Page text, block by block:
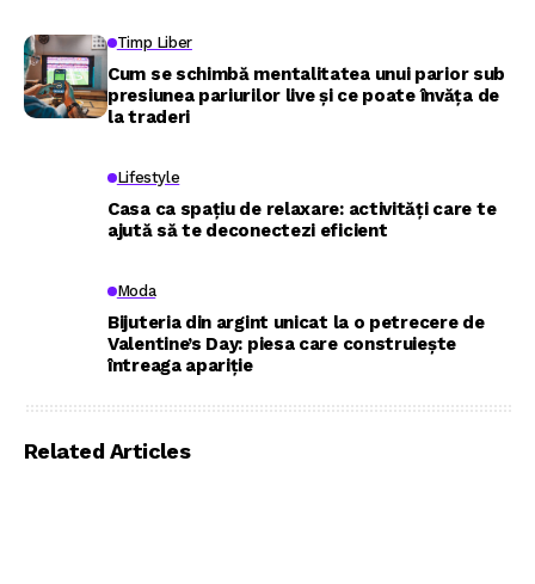
Timp Liber
Cum se schimbă mentalitatea unui parior sub
presiunea pariurilor live și ce poate învăța de
la traderi
Lifestyle
Casa ca spațiu de relaxare: activități care te
ajută să te deconectezi eficient
Moda
Bijuteria din argint unicat la o petrecere de
Valentine’s Day: piesa care construiește
întreaga apariție
Related Articles